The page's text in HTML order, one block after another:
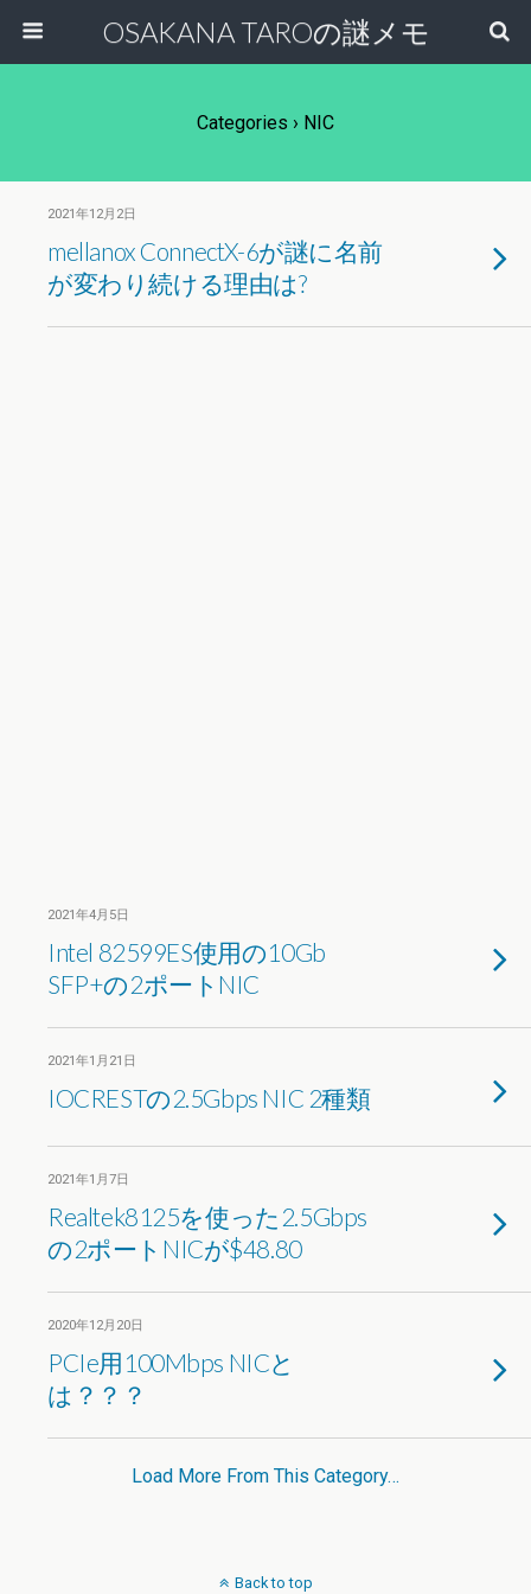
OSAKANA TAROの謎メモ
Categories › NIC
2021年12月2日
mellanox ConnectX-6が謎に名前
が変わり続ける理由は?
2021年4月5日
Intel 82599ES使用の10Gb
SFP+の2ポートNIC
2021年1月21日
IOCRESTの2.5Gbps NIC 2種類
2021年1月7日
Realtek8125を使った2.5Gbps
の2ポートNICが$48.80
2020年12月20日
PCIe用100Mbps NICと
は？？？
Load More From This Category…
Back to top